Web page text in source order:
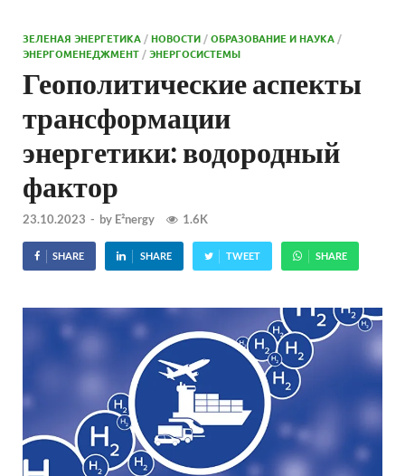
ЗЕЛЕНАЯ ЭНЕРГЕТИКА /НОВОСТИ /ОБРАЗОВАНИЕ И НАУКА /
ЭНЕРГОМЕНЕДЖМЕНТ /ЭНЕРГОСИСТЕМЫ
Геополитические аспекты
трансформации
энергетики: водородный
фактор
23.10.2023 - by E²nergy 1.6K
SHARE SHARE TWEET SHARE